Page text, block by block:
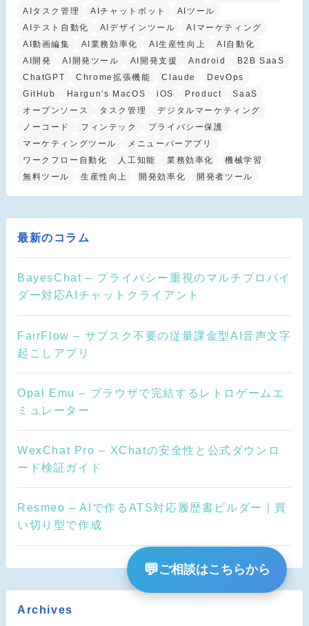
AIタスク管理
AIチャットボット
AIツール
AIテスト自動化
AIデザインツール
AIマーケティング
AI動画編集
AI業務効率化 AI生産性向上
AI自動化
AI開発
AI開発ツール AI開発支援 Android
B2B SaaS
ChatGPT
Chrome拡張機能 Claude
DevOps
GitHub
Hargun's MacOS iOS Product
SaaS
オープンソース
タスク管理
デジタルマーケティング
ノーコード
フィンテック
プライバシー保護
マーケティングツール
メニューバーアプリ
ワークフロー自動化
人工知能 業務効率化
機械学習
無料ツール
生産性向上 開発効率化 開発者ツール
最新のコラム
BayesChat – プライバシー重視のマルチプロバイ
ダー対応AIチャットクライアント
FairFlow – サブスク不要の従量課金型AI音声文字
起こしアプリ
Opal Emu – ブラウザで完結するレトロゲームエ
ミュレーター
WexChat Pro – XChatの安全性と公式ダウンロ
ード検証ガイド
Resmeo – AIで作るATS対応履歴書ビルダー｜買
い切り型で作成
Archives
💬ご相談はこちらから